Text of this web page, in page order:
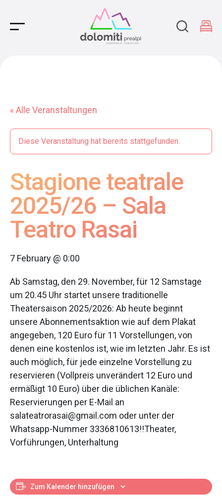
Main Navigation
« Alle Veranstaltungen
Diese Veranstaltung hat bereits stattgefunden.
Stagione teatrale
2025/26 – Sala
Teatro Rasai
7 February @ 0:00
Ab Samstag, den 29. November, für 12 Samstage
um 20.45 Uhr startet unsere traditionelle
Theatersaison 2025/2026: Ab heute beginnt
unsere Abonnementsaktion wie auf dem Plakat
angegeben, 120 Euro für 11 Vorstellungen, von
denen eine kostenlos ist, wie im letzten Jahr. Es ist
auch möglich, für jede einzelne Vorstellung zu
reservieren (Vollpreis unverändert 12 Euro und
ermäßigt 10 Euro) über die üblichen Kanäle:
Reservierungen per E-Mail an
salateatrorasai@gmail.com oder unter der
Whatsapp-Nummer 3336810613!!Theater,
Vorführungen, Unterhaltung
Zum Kalender hinzufügen